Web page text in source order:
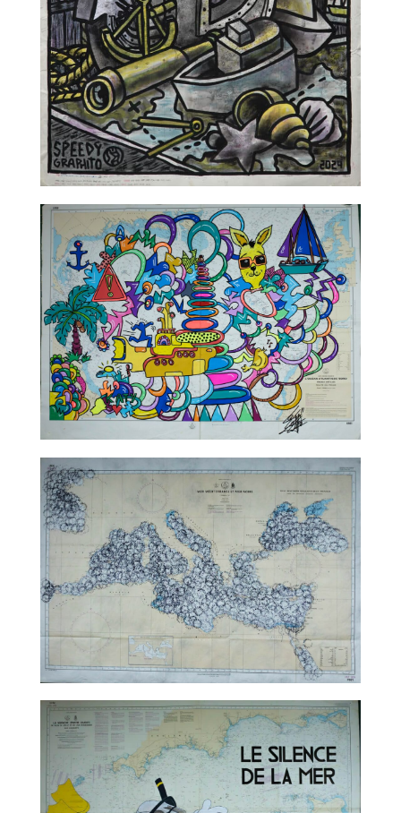
TALC02-03 – Speedy Graphito
TALC02-04 – Leloluce
TALC02-05 – Marco Godinho